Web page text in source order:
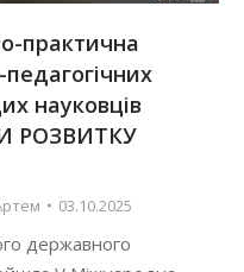
практична
науковців
РОЗВИТКУ
03.10.2025
державного